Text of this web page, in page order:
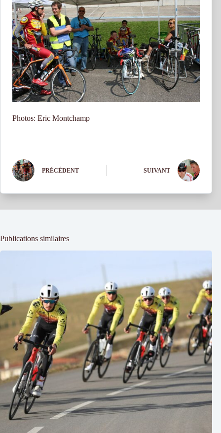
Photos: Eric Montchamp
PRÉCÉDENT SUIVANT
Publications similaires